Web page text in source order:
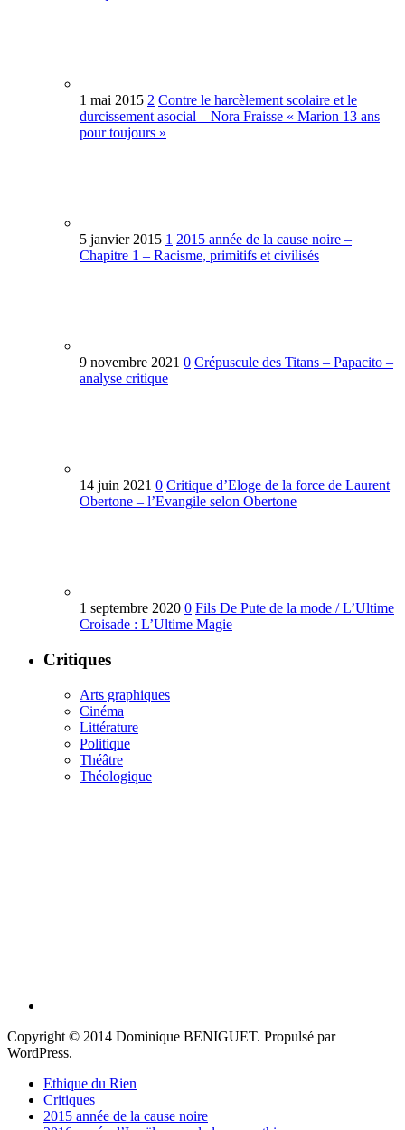
1 mai 2015 2 Contre le harcèlement scolaire et le
durcissement asocial – Nora Fraisse « Marion 13 ans
pour toujours »
5 janvier 2015 1 2015 année de la cause noire –
Chapitre 1 – Racisme, primitifs et civilisés
9 novembre 2021 0 Crépuscule des Titans – Papacito –
analyse critique
14 juin 2021 0 Critique d’Eloge de la force de Laurent
Obertone – l’Evangile selon Obertone
1 septembre 2020 0 Fils De Pute de la mode / L’Ultime
Croisade : L’Ultime Magie
Critiques
Arts graphiques
Cinéma
Littérature
Politique
Théâtre
Théologique
Copyright © 2014 Dominique BENIGUET. Propulsé par
WordPress.
Ethique du Rien
Critiques
2015 année de la cause noire